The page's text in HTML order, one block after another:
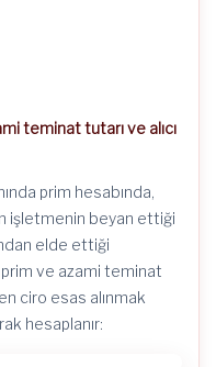
teminat tutarı ve alıcı
prim hesabında,
işletmenin beyan ettiği
elde ettiği
prim ve azami teminat
ciro esas alınmak
hesaplanır: